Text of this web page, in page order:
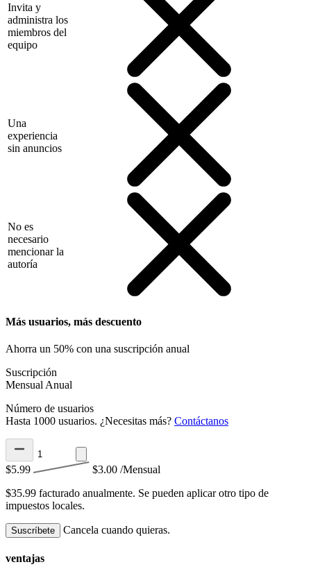
Invita y
administra los
miembros del
equipo
Una
experiencia
sin anuncios
No es
necesario
mencionar la
autoría
Más usuarios, más descuento
Ahorra un 50% con una suscripción anual
Suscripción
Mensual Anual
Número de usuarios
Hasta 1000 usuarios. ¿Necesitas más? Contáctanos
$5.99 $3.00 /Mensual
$35.99 facturado anualmente. Se pueden aplicar otro tipo de
impuestos locales.
Suscríbete Cancela cuando quieras.
ventajas